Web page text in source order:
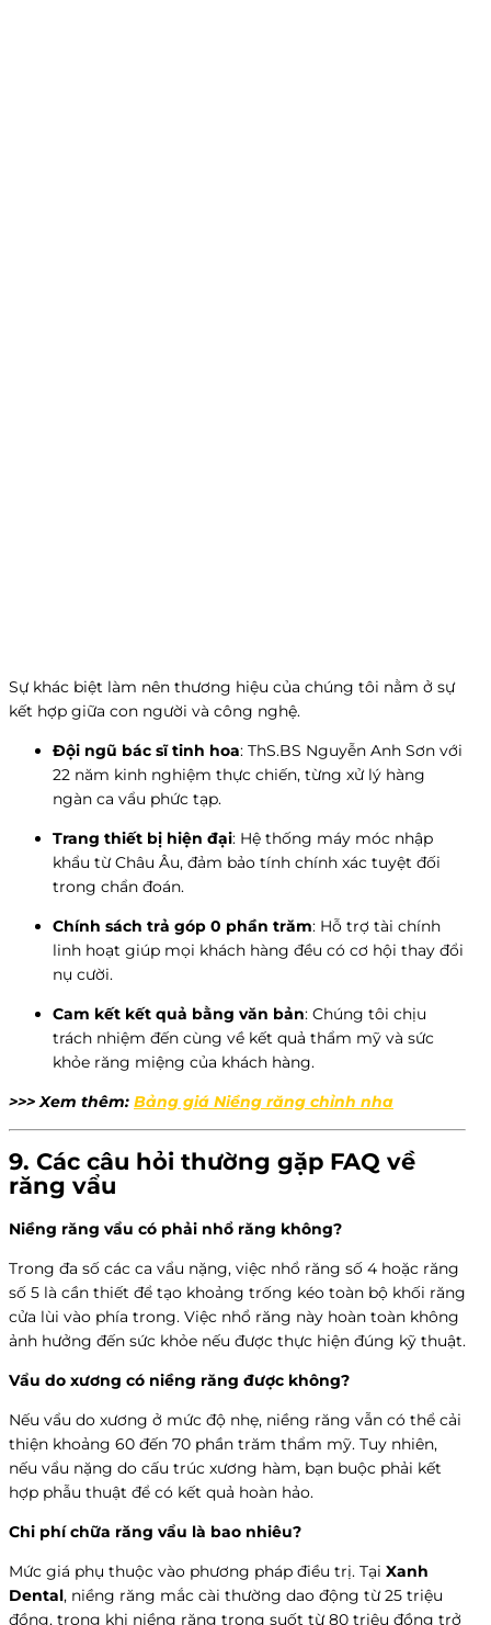
Sự khác biệt làm nên thương hiệu của chúng tôi nằm ở sự
kết hợp giữa con người và công nghệ.
Đội ngũ bác sĩ tinh hoa: ThS.BS Nguyễn Anh Sơn với
22 năm kinh nghiệm thực chiến, từng xử lý hàng
ngàn ca vẩu phức tạp.
Trang thiết bị hiện đại: Hệ thống máy móc nhập
khẩu từ Châu Âu, đảm bảo tính chính xác tuyệt đối
trong chẩn đoán.
Chính sách trả góp 0 phần trăm: Hỗ trợ tài chính
linh hoạt giúp mọi khách hàng đều có cơ hội thay đổi
nụ cười.
Cam kết kết quả bằng văn bản: Chúng tôi chịu
trách nhiệm đến cùng về kết quả thẩm mỹ và sức
khỏe răng miệng của khách hàng.
>>> Xem thêm: Bảng giá Niềng răng chỉnh nha
9. Các câu hỏi thường gặp FAQ về
răng vẩu
Niềng răng vẩu có phải nhổ răng không?
Trong đa số các ca vẩu nặng, việc nhổ răng số 4 hoặc răng
số 5 là cần thiết để tạo khoảng trống kéo toàn bộ khối răng
cửa lùi vào phía trong. Việc nhổ răng này hoàn toàn không
ảnh hưởng đến sức khỏe nếu được thực hiện đúng kỹ thuật.
Vẩu do xương có niềng răng được không?
Nếu vẩu do xương ở mức độ nhẹ, niềng răng vẫn có thể cải
thiện khoảng 60 đến 70 phần trăm thẩm mỹ. Tuy nhiên,
nếu vẩu nặng do cấu trúc xương hàm, bạn buộc phải kết
hợp phẫu thuật để có kết quả hoàn hảo.
Chi phí chữa răng vẩu là bao nhiêu?
Mức giá phụ thuộc vào phương pháp điều trị. Tại Xanh
Dental, niềng răng mắc cài thường dao động từ 25 triệu
đồng, trong khi niềng răng trong suốt từ 80 triệu đồng trở